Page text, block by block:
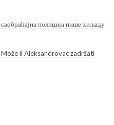
полиција пише хиљаду
li Aleksandrovac zadržati